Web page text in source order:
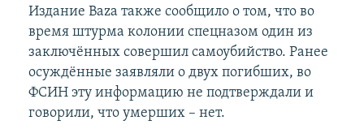
Издание Baza также сообщило о том, что во
время штурма колонии спецназом один из
заключённых совершил самоубийство. Ранее
осуждённые заявляли о двух погибших, во
ФСИН эту информацию не подтверждали и
говорили, что умерших – нет.